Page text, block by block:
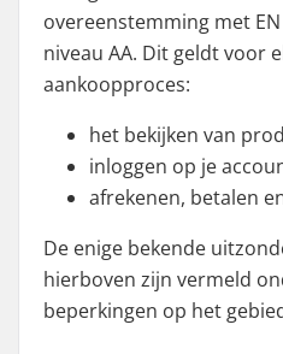
overeenstemming met EN
niveau AA. Dit geldt voor
aankoopproces:
het bekijken van
inloggen op je
afrekenen, betalen
De enige bekende
hierboven zijn vermeld
beperkingen op het